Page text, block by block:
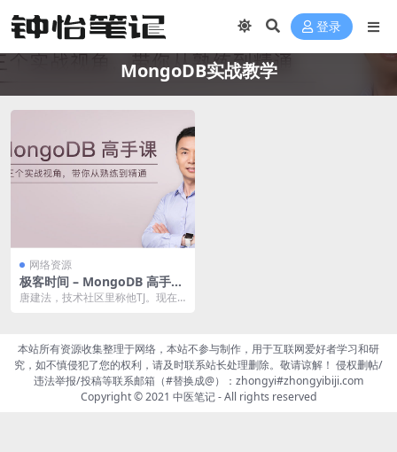
登录
MongoDB实战教学
网络资源
极客时间 – MongoDB 高手课
阿里云下载
唐建法，技术社区里称他TJ。现在
本站所有资源收集整理于网络，本站不参与制作，用于互联网爱好者学习和研
究，如不慎侵犯了您的权利，请及时联系站长处理删除。敬请谅解！ 侵权删帖/
违法举报/投稿等联系邮箱（#替换成@）：zhongyi#zhongyibiji.com
Copyright © 2021 中医笔记- All rights reserved